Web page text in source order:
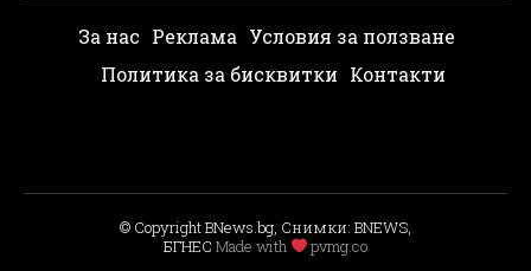
За нас Реклама Условия за ползване
Политика за бисквитки Контакти
© Copyright BNews.bg, Снимки: BNEWS,
БГНЕС Мade with pvmg.co